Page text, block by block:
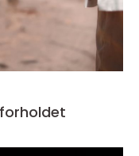
i forholdet